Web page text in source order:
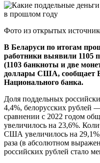
Фото из открытых
В Беларуси по итогам
работники выявили 1105
(1103 банкноты и две
доллары США, сообщает
Национального банка.
Доля поддельных
4,4%, белорусских
сравнении с 2022 годом
увеличилось на 23,6%.
США увеличилось на
раза (в абсолютном
российских рублей стало